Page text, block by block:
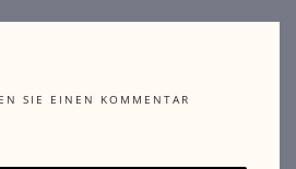
SIE EINEN KOMMENTAR